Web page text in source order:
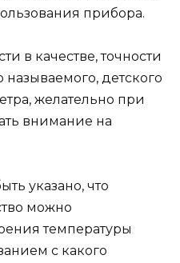
прибора.
в качестве, точности
называемого, детского
желательно при
внимание на
указано, что
можно
температуры
с какого